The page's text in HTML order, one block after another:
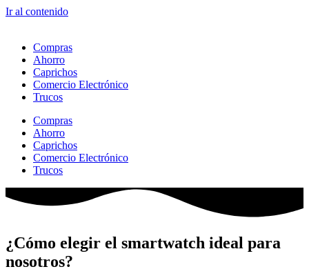
Ir al contenido
Compras
Ahorro
Caprichos
Comercio Electrónico
Trucos
Compras
Ahorro
Caprichos
Comercio Electrónico
Trucos
¿Cómo elegir el smartwatch ideal para
nosotros?